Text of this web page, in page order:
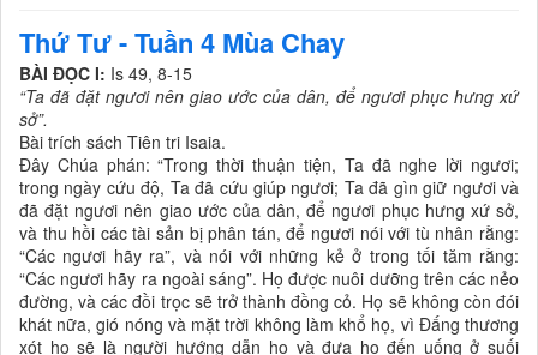
Thứ Tư - Tuần 4 Mùa Chay
BÀI ĐỌC I: Is 49, 8-15
“Ta đã đặt ngươi nên giao ước của dân, để ngươi phục hưng xứ
sở”.
Bài trích sách Tiên tri Isaia.
Ðây Chúa phán: “Trong thời thuận tiện, Ta đã nghe lời ngươi;
trong ngày cứu độ, Ta đã cứu giúp ngươi; Ta đã gìn giữ ngươi và
đã đặt ngươi nên giao ước của dân, để ngươi phục hưng xứ sở,
và thu hồi các tài sản bị phân tán, để ngươi nói với tù nhân rằng:
“Các ngươi hãy ra”, và nói với những kẻ ở trong tối tăm rằng:
“Các ngươi hãy ra ngoài sáng”. Họ được nuôi dưỡng trên các nẻo
đường, và các đồi trọc sẽ trở thành đồng cỏ. Họ sẽ không còn đói
khát nữa, gió nóng và mặt trời không làm khổ họ, vì Ðấng thương
xót họ sẽ là người hướng dẫn họ và đưa họ đến uống ở suối